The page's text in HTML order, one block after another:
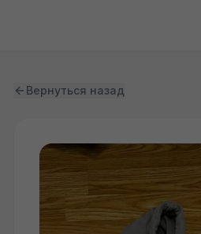
Вернуться назад